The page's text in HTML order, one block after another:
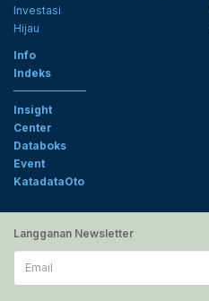
Investasi
Hijau
Info
Indeks
Insight
Center
Databoks
Event
KatadataOto
Langganan Newsletter
Email